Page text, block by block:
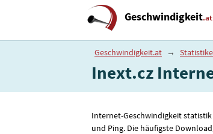
Geschwindigkeit.at
Geschwindigkeit.at →
Inext.cz
Internet-Geschwindigkeit
und Ping. Die häufigste